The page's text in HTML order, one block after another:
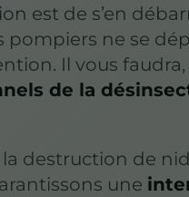
est de s’en
pompiers ne se
Il vous
de la
la destruction de
une